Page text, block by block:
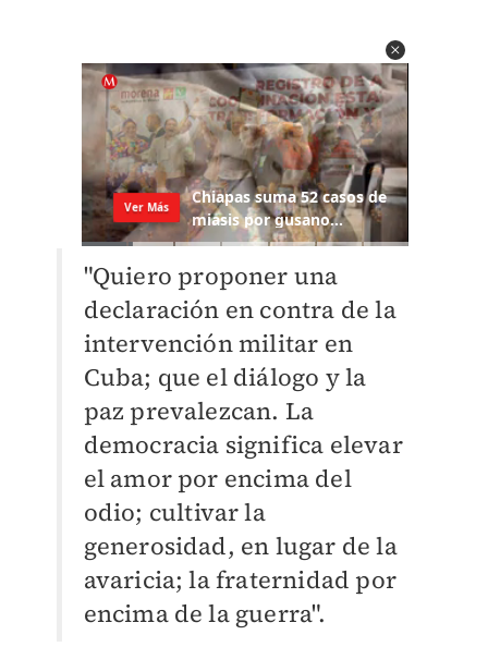
"Quiero proponer una
declaración en contra de la
intervención militar en
Cuba; que el diálogo y la
paz prevalezcan. La
democracia significa elevar
el amor por encima del
odio; cultivar la
generosidad, en lugar de la
avaricia; la fraternidad por
encima de la guerra".